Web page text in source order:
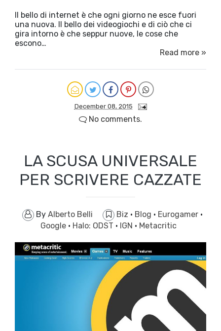
Il bello di internet è che ogni giorno ne esce fuori
una nuova. Il bello dei videogiochi e di ciò che ci
gira intorno è che seppur nuove, le cose che
escono…
Read more »
December 08, 2015
No comments.
LA SCUSA UNIVERSALE
PER SCRIVERE CAZZATE
By Alberto Belli Biz · Blog · Eurogamer ·
Google · Halo: ODST · IGN · Metacritic